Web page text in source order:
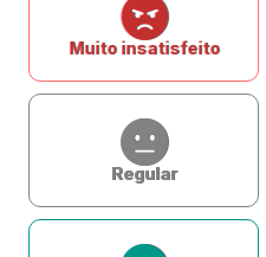
Muito insatisfeito
Regular